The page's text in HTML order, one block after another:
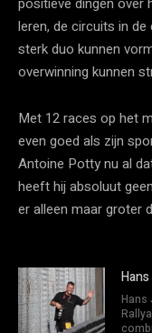
leren, de circuits in
sterk duo kunnen
overwinning kunnen
Met 12 races op het
even goed als zijn
Antoine Potty nu al
heeft hij absoluut
er alleen maar groter
Hans